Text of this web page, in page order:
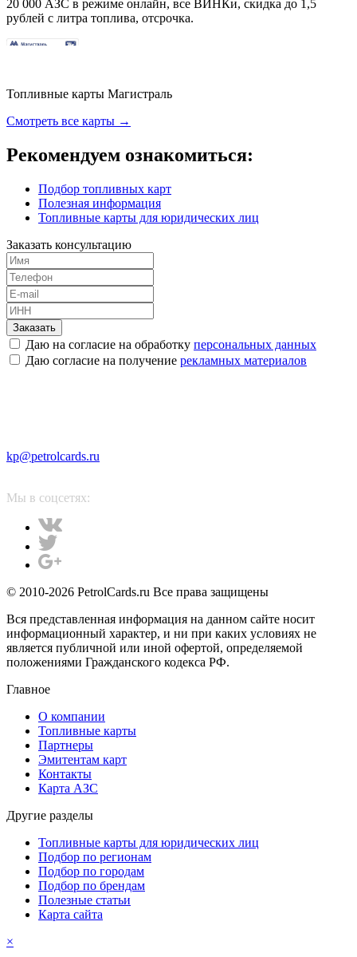
20 000 АЗС в режиме онлайн, все ВИНКи, скидка до 1,5
рублей с литра топлива, отсрочка.
Топливные карты Магистраль
Смотреть все карты →
Рекомендуем ознакомиться:
Подбор топливных карт
Полезная информация
Топливные карты для юридических лиц
Заказать консультацию
Заказать
Даю на согласие на обработку персональных данных
Даю согласие на получение рекламных материалов
kp@petrolcards.ru
Мы в соцсетях:
© 2010-2026 PetrolCards.ru Все права защищены
Вся представленная информация на данном сайте носит
информационный характер, и ни при каких условиях не
является публичной или иной офертой, определяемой
положениями Гражданского кодекса РФ.
Главное
О компании
Топливные карты
Партнеры
Эмитентам карт
Контакты
Карта АЗС
Другие разделы
Топливные карты для юридических лиц
Подбор по регионам
Подбор по городам
Подбор по брендам
Полезные статьи
Карта сайта
×